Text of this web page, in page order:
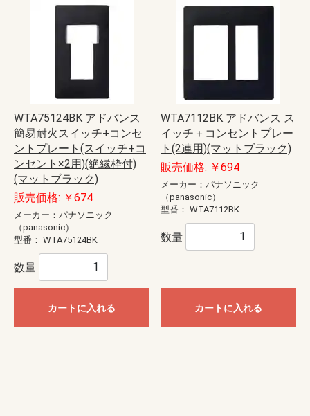
WTA75124BK アドバンス
簡易耐火スイッチ+コンセ
ントプレート(スイッチ+コ
ンセント×2用)(絶縁枠付)
(マットブラック)
販売価格: ￥674
メーカー：パナソニック
（panasonic）
型番： WTA75124BK
数量
カートに入れる
WTA7112BK アドバンス ス
イッチ＋コンセントプレー
ト(2連用)(マットブラック)
販売価格: ￥694
メーカー：パナソニック
（panasonic）
型番： WTA7112BK
数量
カートに入れる